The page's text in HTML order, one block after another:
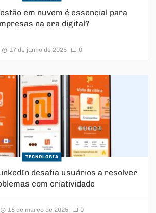
em nuvem é essencial para
na era digital?
17 de junho de 2025 0
TECNOLOGIA
desafia usuários a resolver
com criatividade
18 de março de 2025 0